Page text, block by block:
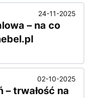
24-11-2025
– na co
02-10-2025
– trwałość na